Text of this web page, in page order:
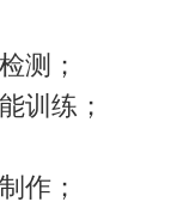
测；
训练；
作；